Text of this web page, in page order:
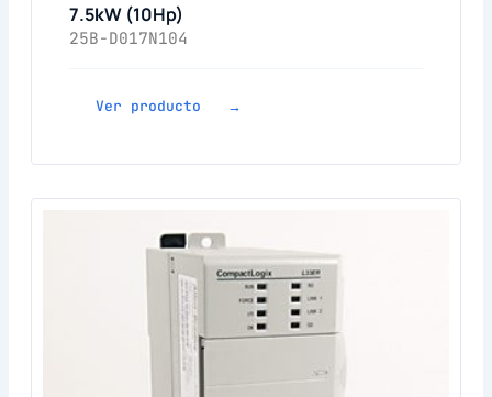
7.5kW (10Hp)
25B-D017N104
Ver producto →